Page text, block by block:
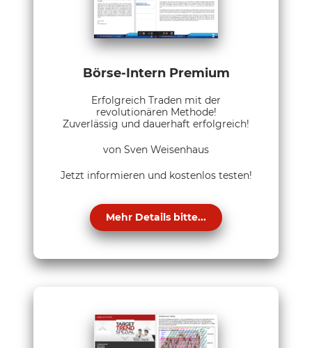
Börse-Intern Premium
Erfolgreich Traden mit der
revolutionären Methode!
Zuverlässig und dauerhaft erfolgreich!
von Sven Weisenhaus
Jetzt informieren und kostenlos testen!
Mehr Details bitte...